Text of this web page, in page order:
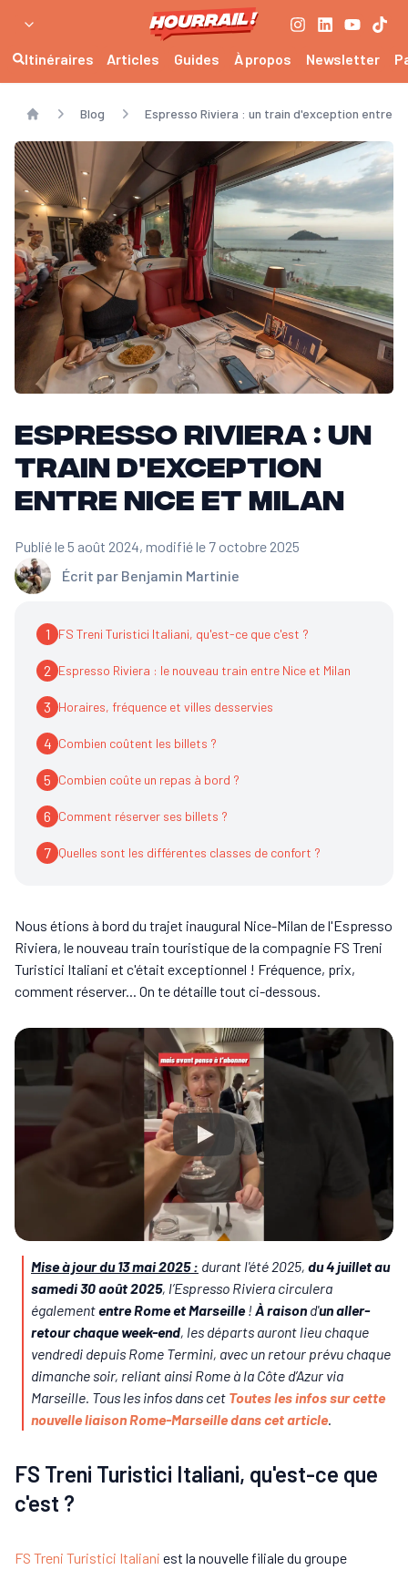
Itinéraires Articles Guides À propos Newsletter
Home
Blog Espresso Riviera : un train d'exception entre
Espresso Riviera : un
train d'exception
entre Nice et Milan
Écrit par Benjamin Martinie
Publié le 5 août 2024, modifié le 7 octobre 2025
1 FS Treni Turistici Italiani, qu'est-ce que c'est ?
2 Espresso Riviera : le nouveau train entre Nice et Milan
3 Horaires, fréquence et villes desservies
4 Combien coûtent les billets ?
5 Combien coûte un repas à bord ?
6 Comment réserver ses billets ?
7 Quelles sont les différentes classes de confort ?
Nous étions à bord du trajet inaugural Nice-Milan de l'Espresso
Riviera, le nouveau train touristique de la compagnie FS Treni
Turistici Italiani et c'était exceptionnel ! Fréquence, prix,
comment réserver... On te détaille tout ci-dessous.
Mise à jour du 13 mai 2025 : durant l'été 2025, du 4 juillet au
samedi 30 août 2025, l’Espresso Riviera circulera
égalemententre Rome et Marseille! À raison d'un aller-
retour chaque week-end, les départs auront lieu chaque
vendredi depuis Rome Termini, avec un retour prévu chaque
dimanche soir, reliant ainsi Rome à la Côte d’Azur via
Marseille. Tous les infos dans cet Toutes les infos sur cette
nouvelle liaison Rome-Marseille dans cet article.
FS Treni Turistici Italiani, qu'est-ce que
c'est ?
FS Treni Turistici Italiani est la nouvelle filiale du groupe